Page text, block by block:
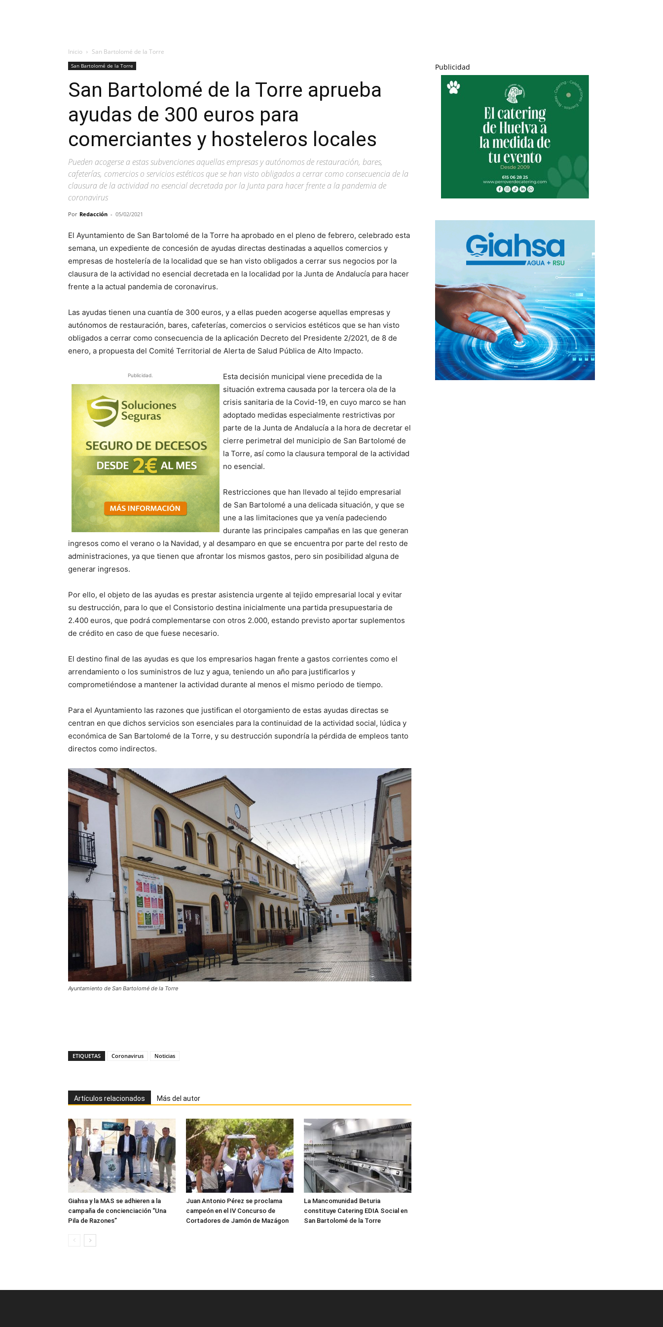
Inicio San Bartolomé de la Torre
San Bartolomé de la Torre
San Bartolomé de la Torre aprueba
ayudas de 300 euros para
comerciantes y hosteleros locales
Pueden acogerse a estas subvenciones aquellas empresas y autónomos de restauración, bares,
cafeterías, comercios o servicios estéticos que se han visto obligados a cerrar como consecuencia de la
clausura de la actividad no esencial decretada por la Junta para hacer frente a la pandemia de
coronavirus
Por Redacción - 05/02/2021
El Ayuntamiento de San Bartolomé de la Torre ha aprobado en el pleno de febrero, celebrado esta
semana, un expediente de concesión de ayudas directas destinadas a aquellos comercios y
empresas de hostelería de la localidad que se han visto obligados a cerrar sus negocios por la
clausura de la actividad no esencial decretada en la localidad por la Junta de Andalucía para hacer
frente a la actual pandemia de coronavirus.
Las ayudas tienen una cuantía de 300 euros, y a ellas pueden acogerse aquellas empresas y
autónomos de restauración, bares, cafeterías, comercios o servicios estéticos que se han visto
obligados a cerrar como consecuencia de la aplicación Decreto del Presidente 2/2021, de 8 de
enero, a propuesta del Comité Territorial de Alerta de Salud Pública de Alto Impacto.
Publicidad.
Esta decisión municipal viene precedida de la
situación extrema causada por la tercera ola de la
crisis sanitaria de la Covid-19, en cuyo marco se han
adoptado medidas especialmente restrictivas por
parte de la Junta de Andalucía a la hora de decretar el
cierre perimetral del municipio de San Bartolomé de
la Torre, así como la clausura temporal de la actividad
no esencial.
Restricciones que han llevado al tejido empresarial
de San Bartolomé a una delicada situación, y que se
une a las limitaciones que ya venía padeciendo
durante las principales campañas en las que generan
ingresos como el verano o la Navidad, y al desamparo en que se encuentra por parte del resto de
administraciones, ya que tienen que afrontar los mismos gastos, pero sin posibilidad alguna de
generar ingresos.
Por ello, el objeto de las ayudas es prestar asistencia urgente al tejido empresarial local y evitar
su destrucción, para lo que el Consistorio destina inicialmente una partida presupuestaria de
2.400 euros, que podrá complementarse con otros 2.000, estando previsto aportar suplementos
de crédito en caso de que fuese necesario.
El destino final de las ayudas es que los empresarios hagan frente a gastos corrientes como el
arrendamiento o los suministros de luz y agua, teniendo un año para justificarlos y
comprometiéndose a mantener la actividad durante al menos el mismo periodo de tiempo.
Para el Ayuntamiento las razones que justifican el otorgamiento de estas ayudas directas se
centran en que dichos servicios son esenciales para la continuidad de la actividad social, lúdica y
económica de San Bartolomé de la Torre, y su destrucción supondría la pérdida de empleos tanto
directos como indirectos.
Ayuntamiento de San Bartolomé de la Torre
ETIQUETAS Coronavirus Noticias
Artículos relacionados Más del autor
Giahsa y la MAS se adhieren a la
campaña de concienciación “Una
Pila de Razones”
Juan Antonio Pérez se proclama
campeón en el IV Concurso de
Cortadores de Jamón de Mazágon
La Mancomunidad Beturia
constituye Catering EDIA Social en
San Bartolomé de la Torre
Publicidad